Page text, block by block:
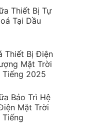
8W
Liên hệ
Liên hệ
Thiết Bị Tự
Tại Dầu
Thiết Bị Điện
Mặt Trời
Tiếng 2025
Bảo Trì Hệ
Mặt Trời
Tiếng